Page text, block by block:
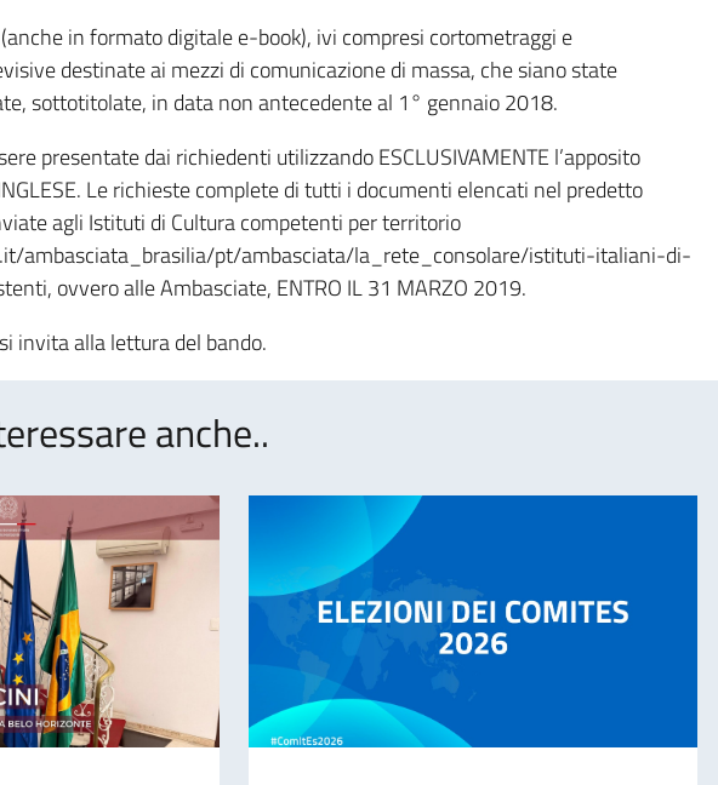
in formato digitale e-book), ivi compresi cortometraggi e
destinate ai mezzi di comunicazione di massa, che siano state
sottotitolate, in data non antecedente al 1° gennaio 2018.
presentate dai richiedenti utilizzando ESCLUSIVAMENTE l’apposito
Le richieste complete di tutti i documenti elencati nel predetto
agli Istituti di Cultura competenti per territorio
ambasciata_brasilia/pt/ambasciata/la_rete_consolare/istituti-italiani-di-
ovvero alle Ambasciate, ENTRO IL 31 MARZO 2019.
invita alla lettura del bando.
anche..